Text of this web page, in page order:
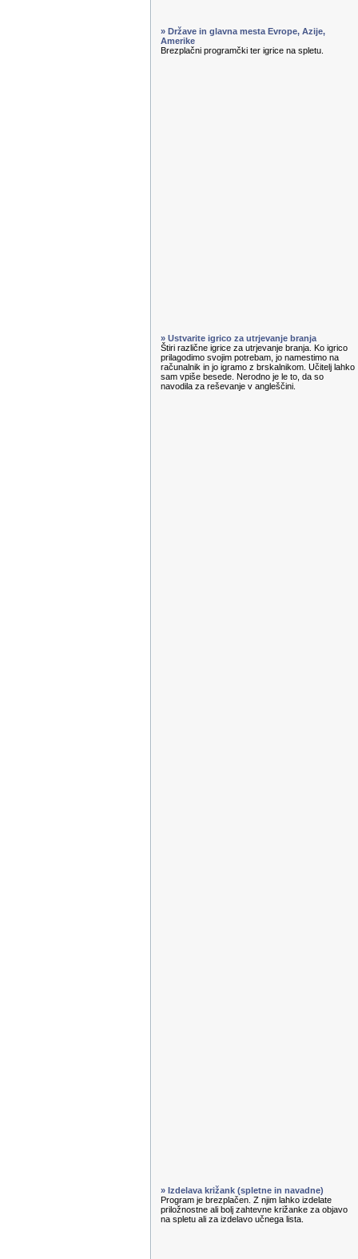
» Države in glavna mesta Evrope, Azije,
Amerike
Brezplačni programčki ter igrice na spletu.
» Ustvarite igrico za utrjevanje branja
Štiri različne igrice za utrjevanje branja. Ko igrico
prilagodimo svojim potrebam, jo namestimo na
računalnik in jo igramo z brskalnikom. Učitelj lahko
sam vpiše besede. Nerodno je le to, da so
navodila za reševanje v angleščini.
» Izdelava križank (spletne in navadne)
Program je brezplačen. Z njim lahko izdelate
priložnostne ali bolj zahtevne križanke za objavo
na spletu ali za izdelavo učnega lista.